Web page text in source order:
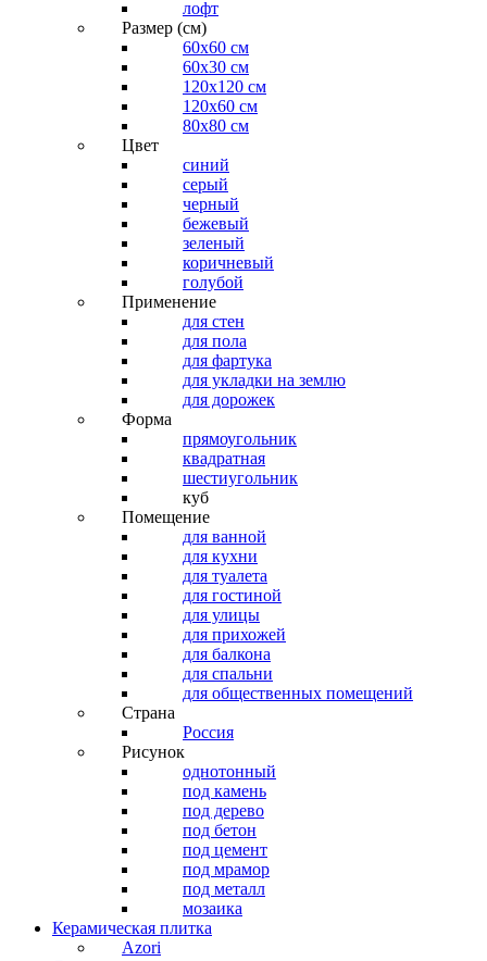
лофт
Размер (см)
60х60 см
60x30 см
120x120 см
120x60 см
80x80 см
Цвет
синий
серый
черный
бежевый
зеленый
коричневый
голубой
Применение
для стен
для пола
для фартука
для укладки на землю
для дорожек
Форма
прямоугольник
квадратная
шестиугольник
куб
Помещение
для ванной
для кухни
для туалета
для гостиной
для улицы
для прихожей
для балкона
для спальни
для общественных помещений
Страна
Россия
Рисунок
однотонный
под камень
под дерево
под бетон
под цемент
под мрамор
под металл
мозаика
Керамическая плитка
Azori